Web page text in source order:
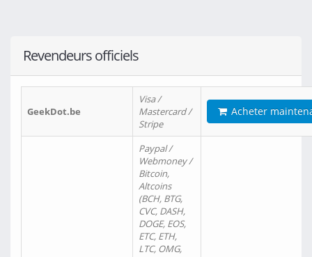
Revendeurs officiels
GeekDot.be
Visa /
Mastercard /
Stripe
Acheter
Paypal /
Webmoney /
Bitcoin,
Altcoins
(BCH, BTG,
CVC, DASH,
DOGE, EOS,
ETC, ETH,
LTC, OMG,